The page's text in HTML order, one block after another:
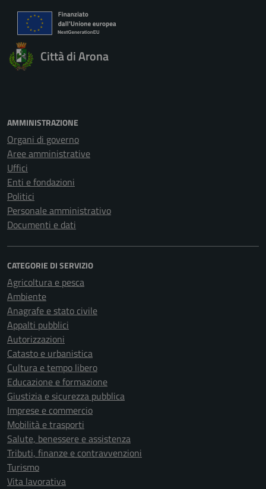
Città di Arona
AMMINISTRAZIONE
Organi di governo
Aree amministrative
Uffici
Enti e fondazioni
Politici
Personale amministrativo
Documenti e dati
CATEGORIE DI SERVIZIO
Agricoltura e pesca
Ambiente
Anagrafe e stato civile
Appalti pubblici
Autorizzazioni
Catasto e urbanistica
Cultura e tempo libero
Educazione e formazione
Giustizia e sicurezza pubblica
Imprese e commercio
Mobilità e trasporti
Salute, benessere e assistenza
Tributi, finanze e contravvenzioni
Turismo
Vita lavorativa